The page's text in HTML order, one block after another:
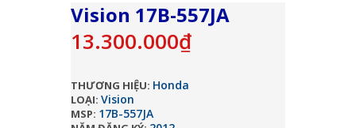
Vision 17B-557JA
13.300.000₫
THƯƠNG HIỆU: Honda
LOẠI: Vision
MSP: 17B-557JA